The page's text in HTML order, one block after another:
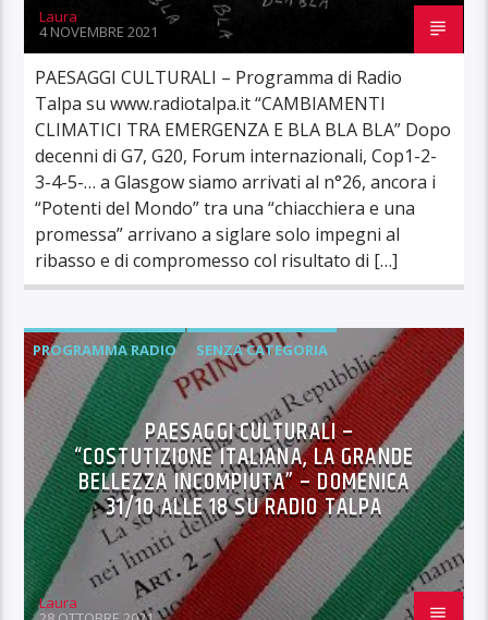
Laura
4 NOVEMBRE 2021
PAESAGGI CULTURALI – Programma di Radio
Talpa su www.radiotalpa.it “CAMBIAMENTI
CLIMATICI TRA EMERGENZA E BLA BLA BLA” Dopo
decenni di G7, G20, Forum internazionali, Cop1-2-
3-4-5-… a Glasgow siamo arrivati al n°26, ancora i
“Potenti del Mondo” tra una “chiacchiera e una
promessa” arrivano a siglare solo impegni al
ribasso e di compromesso col risultato di […]
PROGRAMMA RADIO SENZA CATEGORIA
PAESAGGI CULTURALI –
“COSTUTIZIONE ITALIANA, LA GRANDE
BELLEZZA INCOMPIUTA” – DOMENICA
31/10 ALLE 18 SU RADIO TALPA
Laura